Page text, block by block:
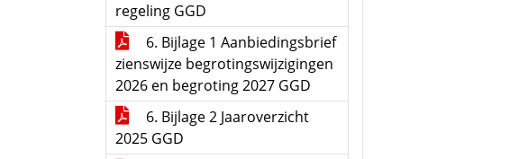
regeling GGD
6. Bijlage 1 Aanbiedingsbrief
zienswijze begrotingswijzigingen
2026 en begroting 2027 GGD
6. Bijlage 2 Jaaroverzicht
2025 GGD